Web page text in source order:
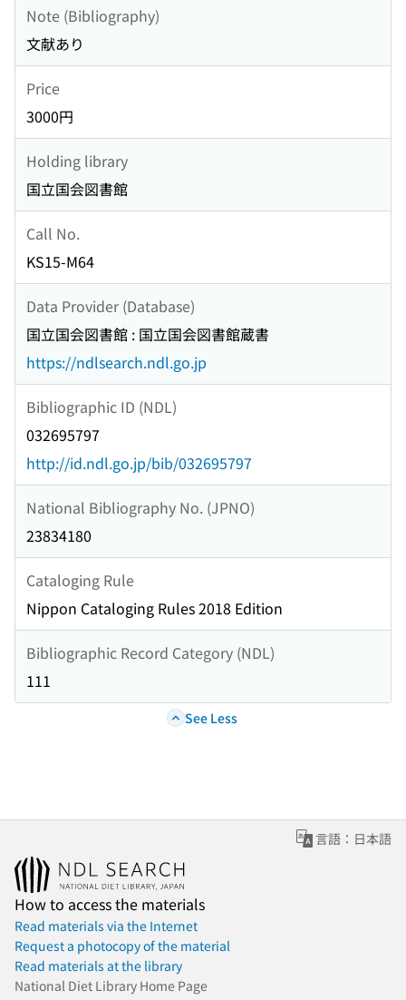
Note (Bibliography)
文献あり
Price
3000円
Holding library
国立国会図書館
Call No.
KS15-M64
Data Provider (Database)
国立国会図書館 : 国立国会図書館蔵書
https://ndlsearch.ndl.go.jp
Bibliographic ID (NDL)
032695797
http://id.ndl.go.jp/bib/032695797
National Bibliography No. (JPNO)
23834180
Cataloging Rule
Nippon Cataloging Rules 2018 Edition
Bibliographic Record Category (NDL)
111
See Less
言語：日本語
How to access the materials
Read materials via the Internet
Request a photocopy of the material
Read materials at the library
National Diet Library Home Page